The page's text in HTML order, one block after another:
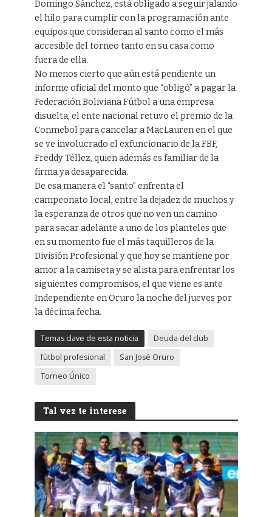
Domingo Sánchez, está obligado a seguir jalando
el hilo para cumplir con la programación ante
equipos que consideran al santo como el más
accesible del torneo tanto en su casa como
fuera de ella.
No menos cierto que aún está pendiente un
informe oficial del monto que “obligó” a pagar la
Federación Boliviana Fútbol a una empresa
disuelta, el ente nacional retuvo el premio de la
Conmebol para cancelar a MacLauren en el que
se ve involucrado el exfuncionario de la FBF,
Freddy Téllez, quien además es familiar de la
firma ya desaparecida.
De esa manera el “santo” enfrenta el
campeonato local, entre la dejadez de muchos y
la esperanza de otros que no ven un camino
para sacar adelante a uno de los planteles que
en su momento fue el más taquilleros de la
División Profesional y que hoy se mantiene por
amor a la camiseta y se alista para enfrentar los
siguientes compromisos, el que viene es ante
Independiente en Oruro la noche del jueves por
la décima fecha.
Temas clave de esta noticia
Deuda del club
fútbol profesional
San José Oruro
Torneo Único
Tal vez te interese